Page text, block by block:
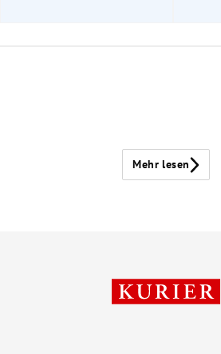
Mehr lesen